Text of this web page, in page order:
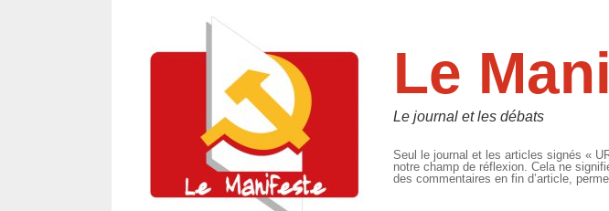
Le
Le journal et les débats
Seul le journal et les articles signés «
notre champ de réflexion. Cela ne
des commentaires en fin d’article,